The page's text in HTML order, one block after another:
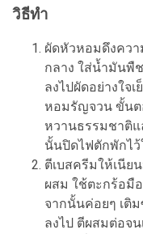
วิธีทำ
ผัดหัวหอมดึงคว
กลาง ใส่น้ำมันพื
ลงไปผัดอย่างใจ
หอมรัญจวน ขั้นต
หวานธรรมชาติ
นั้นปิดไฟตักพักไว้
ตีเบสครีมให้เนี
ผสม ใช้ตะกร้อมื
จากนั้นค่อยๆ เติ
ลงไป ตีผสมต่อจน